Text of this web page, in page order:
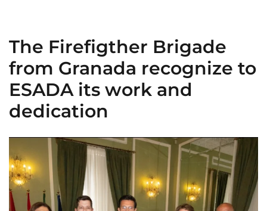
The Firefigther Brigade
from Granada recognize to
ESADA its work and
dedication